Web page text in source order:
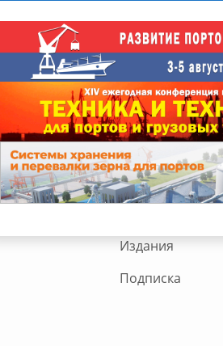
Издания
Подписка